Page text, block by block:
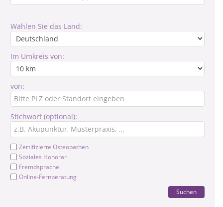
Wählen Sie das Land:
Im Umkreis von:
von:
Stichwort (optional):
Zertifizierte Osteopathen
Soziales Honorar
Fremdsprache
Online-Fernberatung
Suchen